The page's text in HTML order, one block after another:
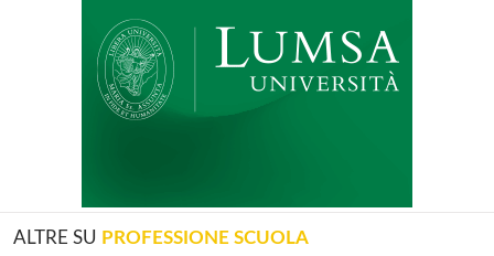
ALTRE SU PROFESSIONE SCUOLA